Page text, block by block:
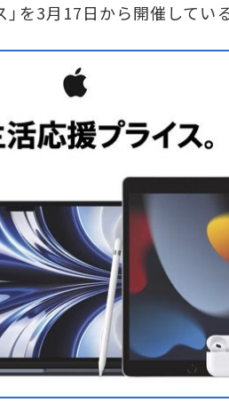
」を3月17日から開催してい